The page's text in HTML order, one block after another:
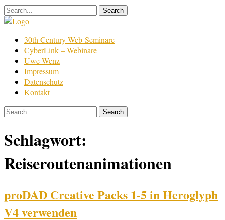
Skip
to
Film
Bearbeitung
30th Century Web-Seminare
CyberLink – Webinare
Uwe Wenz
Impressum
Datenschutz
Kontakt
Schlagwort:
Reiseroutenanimationen
proDAD Creative Packs 1-5 in Heroglyph
V4 verwenden